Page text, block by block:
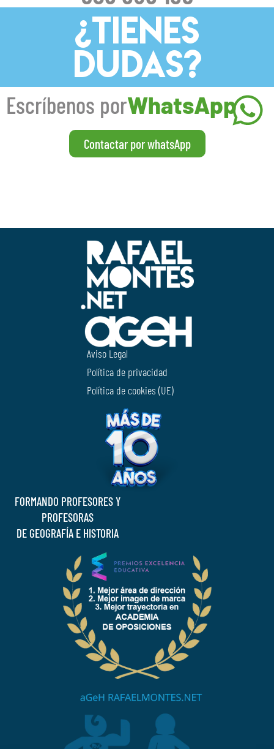
¿TIENES
DUDAS?
Escríbenos porWhatsApp
Contactar por whatsApp
Aviso Legal
Política de privacidad
Política de cookies (UE)
FORMANDO PROFESORES Y
PROFESORAS
DE GEOGRAFÍA E HISTORIA